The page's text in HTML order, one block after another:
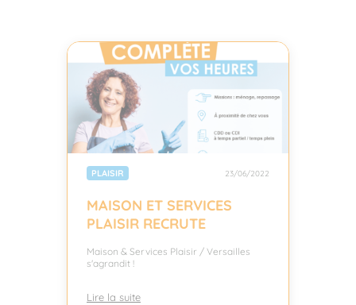
PLAISIR 23/06/2022
MAISON ET SERVICES
PLAISIR RECRUTE
Maison & Services Plaisir / Versailles
s'agrandit !
Lire la suite